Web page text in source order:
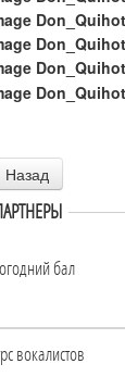
Назад
бал
вокалистов